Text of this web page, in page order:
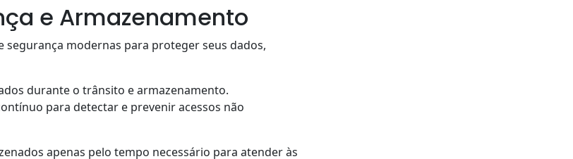
e Armazenamento
segurança modernas para proteger seus dados,
durante o trânsito e armazenamento.
para detectar e prevenir acessos não
apenas pelo tempo necessário para atender às